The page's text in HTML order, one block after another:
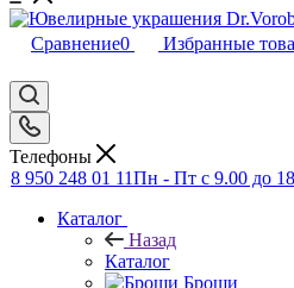
Сравнение0 Избранные
Телефоны
8 950 248 01 11Пн - Пт с 9.00 до
Каталог
Назад
Каталог
Броши